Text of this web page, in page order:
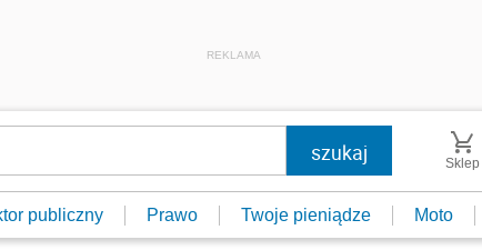
REKLAMA
Sklep
publiczny Prawo Twoje pieniądze Moto